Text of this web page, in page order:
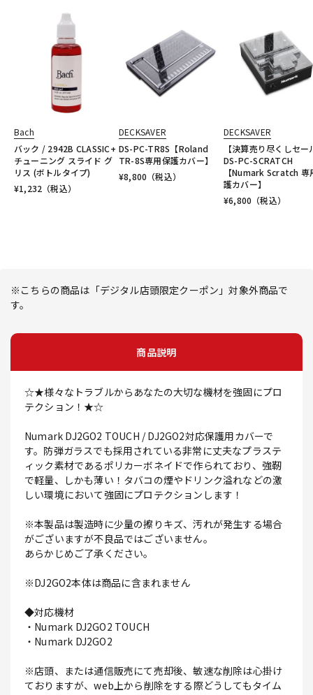
Bach
バック / 2942B CLASSIC+
チューニング スライド グ
リス (ボトルタイプ)
¥1,232 （税込）
DECKSAVER
DS-PC-TR8S【Roland
TR-8S専用保護カバー】
¥8,800 （税込）
DECKSAVER
【決算売り尽くしセー
DS-PC-SCRATCH
【Numark Scratch 専
護カバー】
¥6,800 （税込）
※こちらの商品は「デジタル店頭限定クーポン」対象外商品で
す。
商品説明
☆★様々なトラブルからあなたの大切な機材を強固にプロ
テクション！★☆
Numark DJ2GO2 TOUCH / DJ2GO2対応保護用カバーで
す。防弾ガラスでも採用されている非常に丈夫なプラステ
ィック素材であるポリカーボネイドで作られており、強靭
で軽量、しかも薄い！タバコの煙やドリンク溢れなどの激
しい環境において強固にプロテクションします！
※本製品は製造時に少量の擦りキズ、汚れが発生する場合
がございますが不良品ではございません。
あらかじめご了承ください。
※DJ2GO2本体は商品に含まれません
◆対応機材
・Numark DJ2GO2 TOUCH
・Numark DJ2GO2
※店頭、または通信販売にて売却後、敏速な削除は心掛け
ておりますが、web上から削除をする際どうしてもタイム